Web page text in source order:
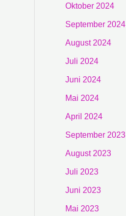
Oktober 2024
September 2024
August 2024
Juli 2024
Juni 2024
Mai 2024
April 2024
September 2023
August 2023
Juli 2023
Juni 2023
Mai 2023